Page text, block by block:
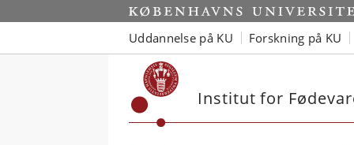
Start
Uddannelse på KU Forskning på KU
Institut for